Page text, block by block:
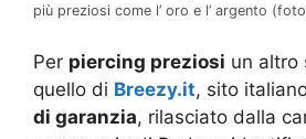
più preziosi come l’ oro e l’ argento
Per piercing preziosi un altro
quello di Breezy.it, sito
di garanzia, rilasciato dalla